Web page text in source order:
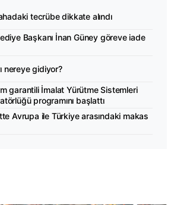
tecrübe dikkate alındı
Başkanı İnan Güney göreve iade
nereye gidiyor?
garantili İmalat Yürütme Sistemleri
programını başlattı
Avrupa ile Türkiye arasındaki makas